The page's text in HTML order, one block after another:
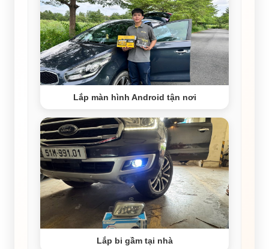
Lắp màn hình Android tận nơi
Lắp bi gầm tại nhà